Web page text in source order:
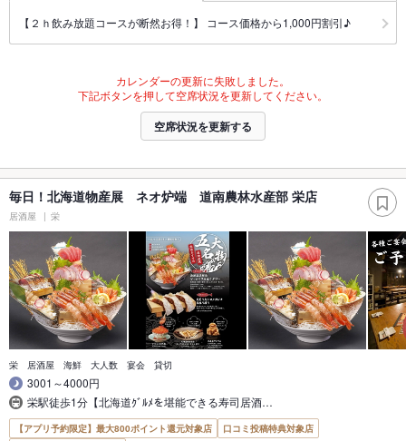
【２ｈ飲み放題コースが断然お得！】 コース価格から1,000円割引♪
カレンダーの更新に失敗しました。
下記ボタンを押して空席状況を更新してください。
空席状況を更新する
毎日！北海道物産展 ネオ炉端 道南農林水産部 栄店
居酒屋 栄
栄 居酒屋 海鮮 大人数 宴会 貸切
3001～4000円
栄駅徒歩1分【北海道ｸﾞﾙﾒを堪能できる寿司居酒…
【アプリ予約限定】最大800ポイント還元対象店
口コミ投稿特典対象店